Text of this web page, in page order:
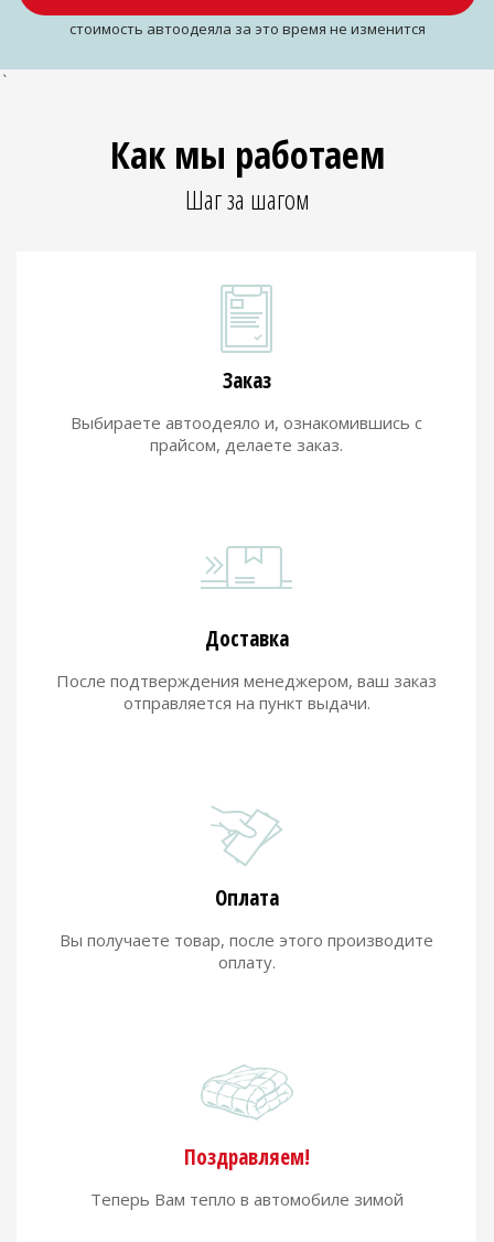
cтоимость автоодеяла за это время не изменится
`
Как мы работаем
Шаг за шагом
Заказ
Выбираете автоодеяло и, ознакомившись с
прайсом, делаете заказ.
Доставка
После подтверждения менеджером, ваш заказ
отправляется на пункт выдачи.
Оплата
Вы получаете товар, после этого производите
оплату.
Поздравляем!
Теперь Вам тепло в автомобиле зимой